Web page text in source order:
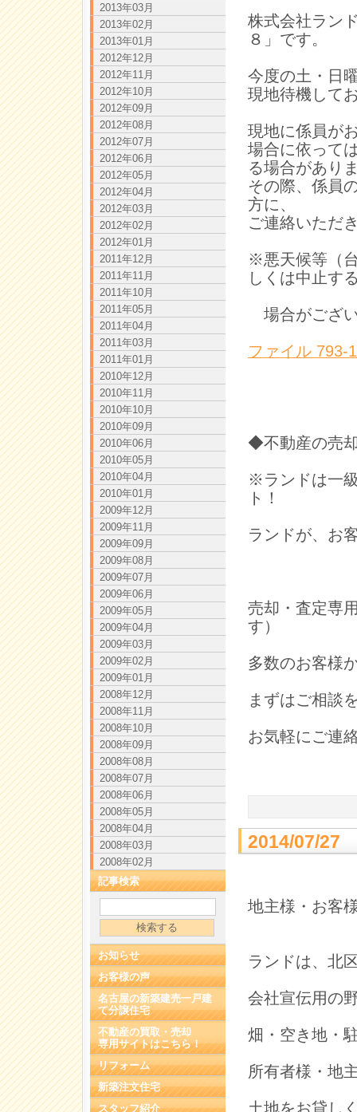
株式会社ラン
８」です。
今度の土・日
現地待機して
現地に係員が
場合に依って
る場合があり
その際、係員
方に、
ご連絡いただ
※悪天候等（
しくは中止す
場合がござ
ファイル 793-
◆不動産の売
※ランドは一
ト！
ランドが、お
売却・査定専
す）
多数のお客様
まずはご相談
お気軽にご連
2014/07/27
地主様・お客
ランドは、北
会社宣伝用の
畑・空き地・
所有者様・地
土地をお貸し
2013年03月
2013年02月
2013年01月
2012年12月
2012年11月
2012年10月
2012年09月
2012年08月
2012年07月
2012年06月
2012年05月
2012年04月
2012年03月
2012年02月
2012年01月
2011年12月
2011年11月
2011年10月
2011年05月
2011年04月
2011年03月
2011年01月
2010年12月
2010年11月
2010年10月
2010年09月
2010年06月
2010年05月
2010年04月
2010年01月
2009年12月
2009年11月
2009年09月
2009年08月
2009年07月
2009年06月
2009年05月
2009年04月
2009年03月
2009年02月
2009年01月
2008年12月
2008年11月
2008年10月
2008年09月
2008年08月
2008年07月
2008年06月
2008年05月
2008年04月
2008年03月
2008年02月
記事検索
お知らせ
お客様の声
名古屋の新築建売一戸建
て分譲住宅
不動産の買取・売却
専用サイトはこちら！
リフォーム
新築注文住宅
スタッフ紹介